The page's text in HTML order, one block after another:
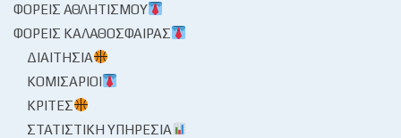
ΦΟΡΕΊΣ ΑΘΛΗΤΙΣΜΟΎ
ΦΟΡΕΊΣ ΚΑΛΑΘΌΣΦΑΙΡΑΣ
ΔΙΑΙΤΗΣΊΑ
ΚΟΜΙΣΆΡΙΟΙ
ΚΡΙΤΈΣ
ΣΤΑΤΙΣΤΙΚΉ ΥΠΗΡΕΣΊΑ